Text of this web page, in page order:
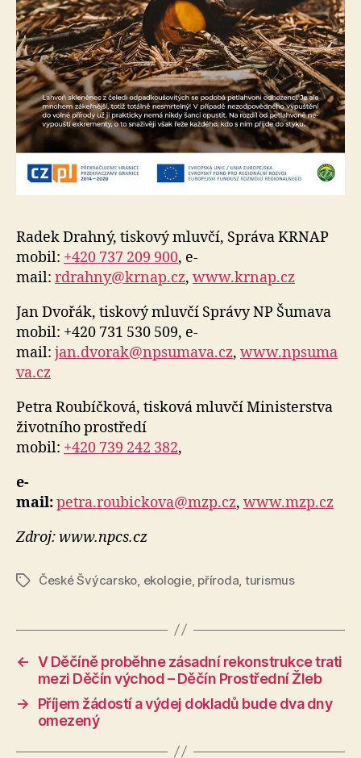
Radek Drahný, tiskový mluvčí, Správa KRNAP
mobil: +420 737 209 900, e-
mail: rdrahny@krnap.cz, www.krnap.cz
Jan Dvořák, tiskový mluvčí Správy NP Šumava
mobil: +420 731 530 509, e-
mail: jan.dvorak@npsumava.cz, www.npsuma
va.cz
Petra Roubíčková, tisková mluvčí Ministerstva
životního prostředí
mobil: +420 739 242 382,
e-
mail:petra.roubickova@mzp.cz, www.mzp.cz
Zdroj: www.npcs.cz
ŠtítkyČeské Švýcarsko ekologie, příroda turismus
← V Děčíně proběhne zásadní rekonstrukce trati
mezi Děčín východ – Děčín Prostřední Žleb
→
Příjem žádostí a výdej dokladů bude dva dny
omezený